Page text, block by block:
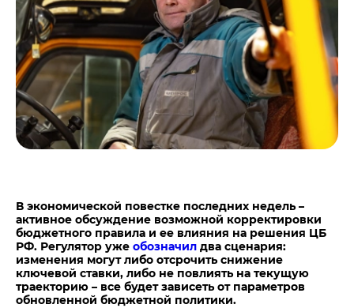
В экономической повестке последних недель –
активное обсуждение возможной корректировки
бюджетного правила и ее влияния на решения ЦБ
РФ. Регулятор уже обозначил два сценария:
изменения могут либо отсрочить снижение
ключевой ставки, либо не повлиять на текущую
траекторию – все будет зависеть от параметров
обновленной бюджетной политики.
Центры дистрибуции
Реализация ТМЦ и непрофильных активов
Политика в области закупок
В помощь поставщику
Не только цемент
Люди ЦЕМРОСа
Технологии и тренды
Издание для клиентов
Аналитика цементной отрасли
Медиабанк
Контакты
Контакты для СМИ
Служба доверия